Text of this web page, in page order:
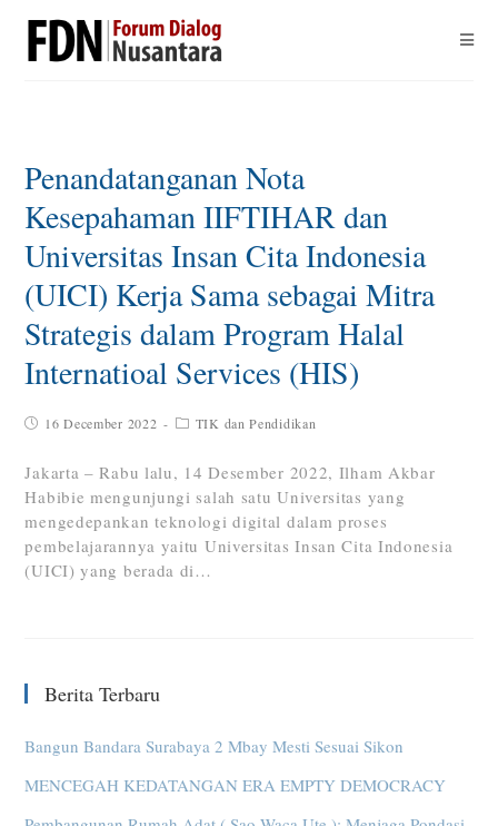
Penandatanganan Nota
Kesepahaman IIFTIHAR dan
Universitas Insan Cita Indonesia
(UICI) Kerja Sama sebagai Mitra
Strategis dalam Program Halal
Internatioal Services (HIS)
16 December 2022 TIK dan Pendidikan
Jakarta – Rabu lalu, 14 Desember 2022, Ilham Akbar
Habibie mengunjungi salah satu Universitas yang
mengedepankan teknologi digital dalam proses
pembelajarannya yaitu Universitas Insan Cita Indonesia
(UICI) yang berada di…
Berita Terbaru
Bangun Bandara Surabaya 2 Mbay Mesti Sesuai Sikon
MENCEGAH KEDATANGAN ERA EMPTY DEMOCRACY